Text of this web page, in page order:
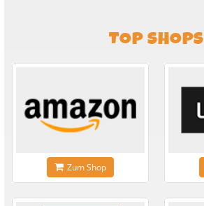
TOP SHOPS
Zum Shop